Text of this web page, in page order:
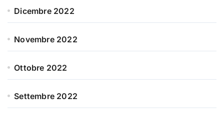
Dicembre 2022
Novembre 2022
Ottobre 2022
Settembre 2022